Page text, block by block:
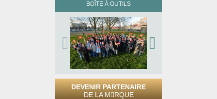
BOÎTE À OUTILS
DEVENIR PARTENAIRE
DE LA M RQUE